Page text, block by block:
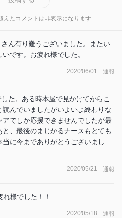
えたコメントは非表示になります
ん有り難うございました。またい
です。お疲れ様でした。
2020/06/01 通報
た。ある時本屋で見かけてからこ
んでいましたがいよいよ終わりな
でしか応援できませんでしたが最
、最後のまじかるナースもとても
に今までありがとうございまし
2020/05/21 通報
様でした！！
2020/05/18 通報